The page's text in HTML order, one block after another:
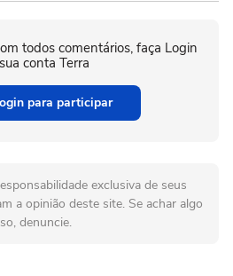
todos comentários, faça Login
conta Terra
para participar
exclusiva de seus
a opinião deste site. Se achar algo
denuncie.